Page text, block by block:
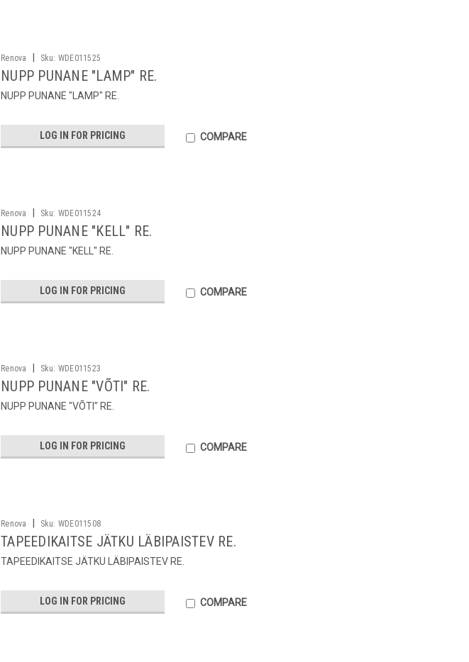
Renova Sku: WDE011525
NUPP PUNANE "LAMP" RE.
NUPP PUNANE "LAMP" RE.
LOG IN FOR PRICING COMPARE
Renova Sku: WDE011524
NUPP PUNANE "KELL" RE.
NUPP PUNANE "KELL" RE.
LOG IN FOR PRICING COMPARE
Renova Sku: WDE011523
NUPP PUNANE "VÕTI" RE.
NUPP PUNANE "VÕTI" RE.
LOG IN FOR PRICING COMPARE
Renova Sku: WDE011508
TAPEEDIKAITSE JÄTKU LÄBIPAISTEV RE.
TAPEEDIKAITSE JÄTKU LÄBIPAISTEV RE.
LOG IN FOR PRICING COMPARE